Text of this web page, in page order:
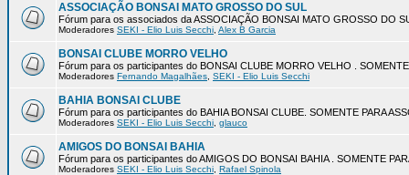
ASSOCIAÇÃO BONSAI MATO GROSSO DO SUL
Fórum para os associados da ASSOCIAÇÃO BONSAI MATO GROSSO DO
Moderadores SEKI - Elio Luis Secchi Alex B Garcia
BONSAI CLUBE MORRO VELHO
Fórum para os participantes do BONSAI CLUBE MORRO VELHO .
Moderadores Fernando Magalhães SEKI - Elio Luis Secchi
BAHIA BONSAI CLUBE
Fórum para os participantes do BAHIA BONSAI CLUBE. SOMENTE PARA
Moderadores SEKI - Elio Luis Secchi glauco
AMIGOS DO BONSAI BAHIA
Fórum para os participantes do AMIGOS DO BONSAI BAHIA . SOMENTE
Moderadores SEKI - Elio Luis Secchi Rafael Spinola